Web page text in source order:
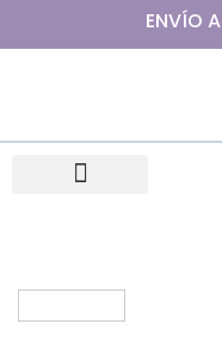
ENVÍO A